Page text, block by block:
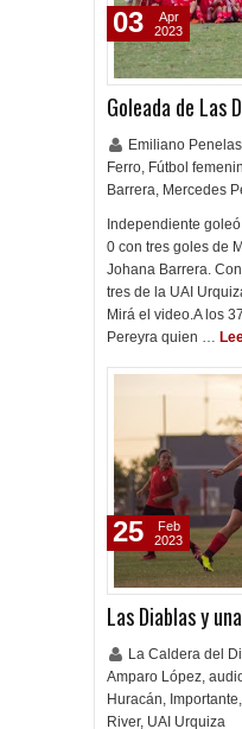
Goleada de Las
Emiliano Penelas
Ferro, Fútbol
Barrera, Mercedes
Independiente
0 con tres goles de
Johana Barrera.
tres de la UAI
Mirá el video.A los
Pereyra quien …
03
Apr
2023
Las Diablas y
La Caldera del
Amparo López,
Huracán, Importante,
River, UAI Urquiza
25
Feb
2023